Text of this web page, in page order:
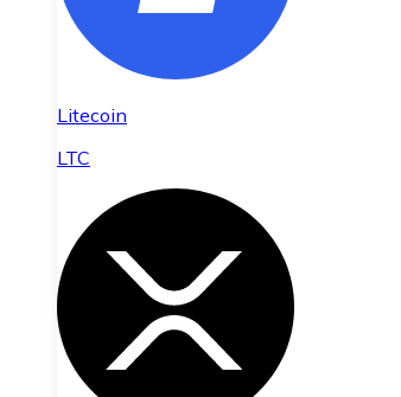
Litecoin
LTC